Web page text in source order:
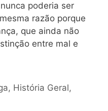
poderia ser
razão porque
que ainda não
entre mal e
, História Geral,